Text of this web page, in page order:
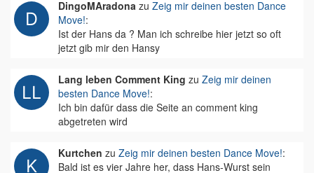
DingoMAradona zu Zeig mir deinen besten Dance
Move!:
Ist der Hans da ? Man ich schreibe hier jetzt so oft
jetzt gib mir den Hansy
Lang leben Comment King zu Zeig mir deinen
besten Dance Move!:
Ich bin dafür dass die Seite an comment king
abgetreten wird
Kurtchen zu Zeig mir deinen besten Dance Move!:
Bald ist es vier Jahre her, dass Hans-Wurst sein